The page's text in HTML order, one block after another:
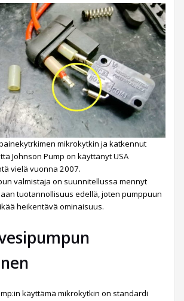
mikrokytkin ja katkennut
Johnson Pump on käyttänyt USA
vielä vuonna 2007.
valmistaja on suunnitellussa mennyt
tuotannollisuus edellä, joten pumppuun
heikentävä ominaisuus.
käyttämä mikrokytkin on standardi